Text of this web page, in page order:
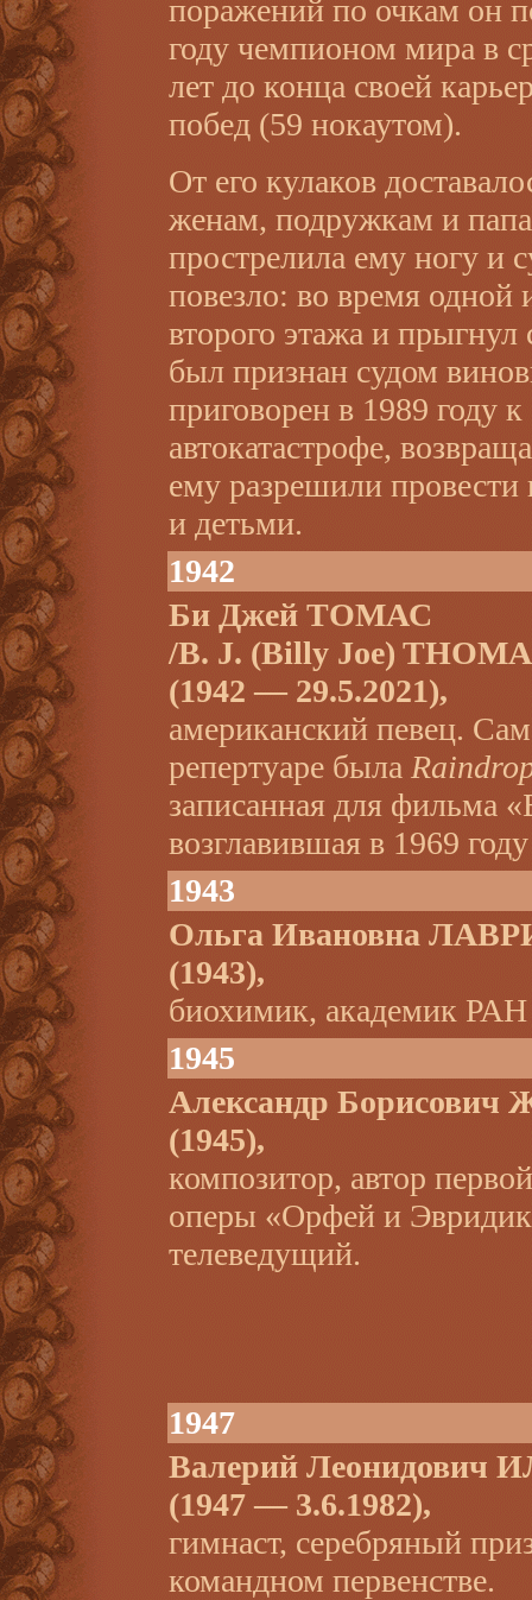
поражений по очкам он
году чемпионом мира в
лет до конца своей
побед (59 нокаутом).
От его кулаков
женам, подружкам и
прострелила ему ногу и
повезло: во время одной
второго этажа и
был признан судом
приговорен в 1989 году
автокатастрофе,
ему разрешили
и детьми.
1942
Би Джей ТОМАС
/B. J. (Billy Joe)
(1942 — 29.5.2021),
американский певец.
репертуаре была
записанная для фильма
возглавившая в 1969
1943
Ольга Ивановна
(1943),
биохимик, академик
1945
Александр
(1945),
композитор, автор
оперы «Орфей и
телеведущий.
1947
Валерий
(1947 — 3.6.1982),
гимнаст, серебряный
командном первенстве.